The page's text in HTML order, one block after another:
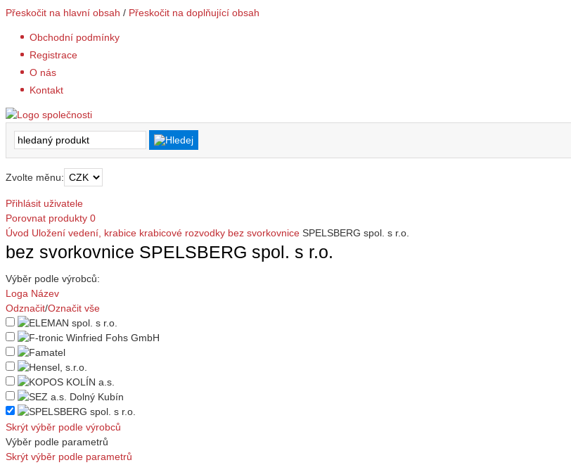
Přeskočit na hlavní obsah / Přeskočit na doplňující obsah
Obchodní podmínky
Registrace
O nás
Kontakt
Zvolte měnu:
Přihlásit uživatele
Porovnat produkty 0
Úvod Uložení vedení, krabice krabicové rozvodky bez svorkovnice SPELSBERG spol. s r.o.
bez svorkovnice SPELSBERG spol. s r.o.
Výběr podle výrobců:
Loga Název
Odznačit/Označit vše
Skrýt výběr podle výrobců
Výběr podle parametrů
Skrýt výběr podle parametrů